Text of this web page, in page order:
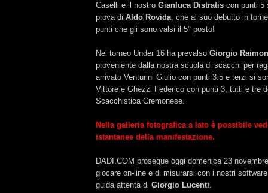
Caselli e il nostro Gianluca Distratis con punti 5
prova di Aldo Rovida, che al suo debutto in
punti che gli sono valsi il 5° posto!
Nel torneo Under 16 ha prevalso Giorgio
proveniente dalla nostra scuola di scacchi per
arrivato Venturini Giulio con punti 3.5 e terzi si
Vittore e Ghezzi Federico con punti 3, tutti e tre
Scacchistica Cremonese.
Nella galleria fotografica a lato è possibile
istantanee della manifestazione.
DADI.COM prosegue oggi domenica 23
giocare on-line e di misurarsi con i nostri
guida attenta di Giorgio Lucenti.